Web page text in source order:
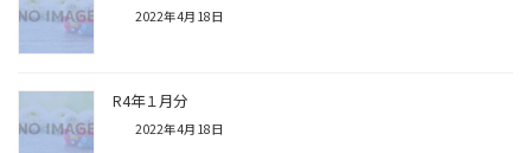
2022年4月18日
R4年１月分
2022年4月18日